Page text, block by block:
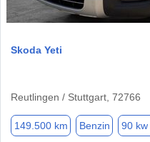
Skoda Yeti
Reutlingen / Stuttgart, 72766
149.500 km Benzin 90 kw